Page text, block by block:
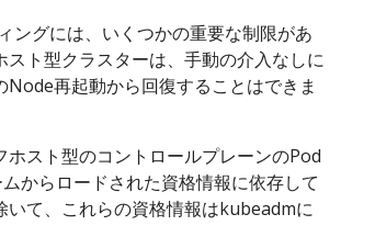
ングには、いくつかの重要な制限があ
スト型クラスターは、手動の介入なしに
Node再起動から回復することはできま
ホスト型のコントロールプレーンのPod
からロードされた資格情報に依存して
いて、これらの資格情報はkubeadmに